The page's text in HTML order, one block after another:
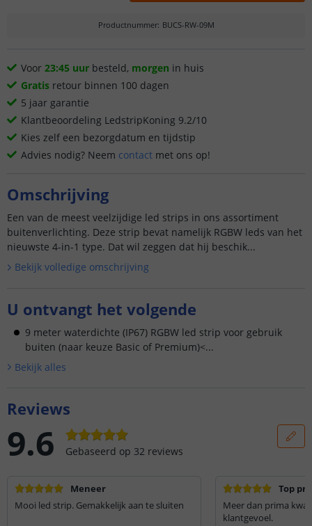
Productnummer: BUCS-RW-09M
Voor 23:45 uur besteld, morgen in huis
Gratis retour binnen 100 dagen
5 jaar garantie
Klantbeoordeling LedstripKoning 9.2/10
Kies zelf een bezorgdatum en tijdstip
Advies nodig? Neem contact met ons op!
Omschrijving
Een van de meest veelzijdige led strips in ons assortiment
buitenverlichting. Deze strip bevat namelijk RGBW leds van het
nieuwste 4-in-1 type. Dat wil zeggen dat hij beschik...
Bekijk volledige omschrijving
U ontvangt het volgende
9 meter waterdichte (IP67) RGBW led strip voor gebruik
buiten (naar keuze Basic of Premium)<...
Bekijk alles
Reviews
9.6 Gebaseerd op 32 reviews
Meneer
Mooi led strip. Gemakkelijk aan te sluiten
Top
Meer dan prima
klantgevoel.